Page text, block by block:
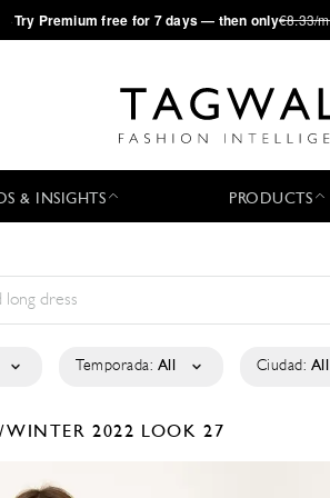
·Try Premium free for 7 days — then only€8.33/
& INSIGHTS PRODUCTS
Temporada: All Ciudad: All
WINTER 2022 LOOK 27